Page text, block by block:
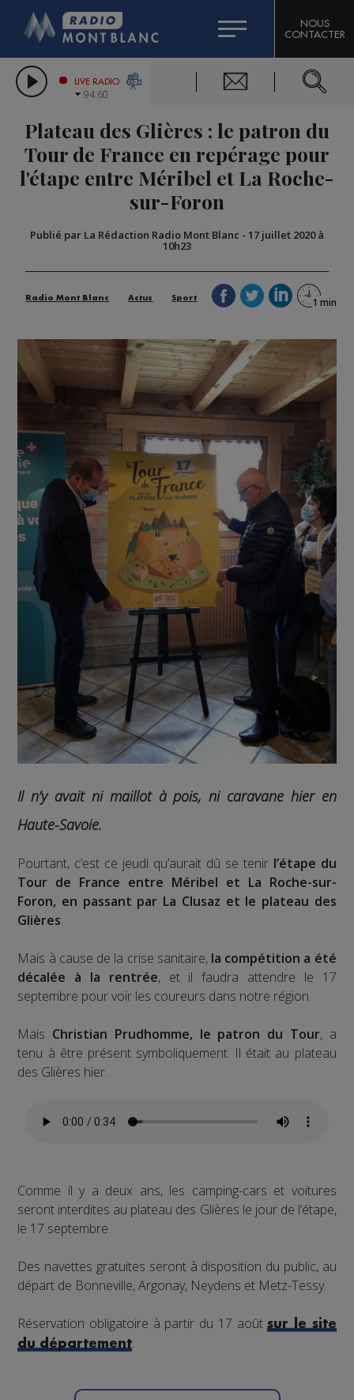
LES CHRONIQUES DE L'EXPERT
CITIZEN MACHINERY
GRAND MASSIF DOMAINES SKIABLES
BIGARD
COMPAGNIE DU MONT-BLANC
NOUS
CONTACTER
LIVE RADIO
94.60
Plateau des Glières : le patron du
Tour de France en repérage pour
l'étape entre Méribel et La Roche-
sur-Foron
Publié par La Rédaction Radio Mont Blanc - 17 juillet 2020 à
10h23
Radio Mont Blanc Actus Sport
Il n’y avait ni maillot à pois, ni caravane hier en
Haute-Savoie.
Pourtant, c’est ce jeudi qu’aurait dû se tenir l’étape du
Tour de France entre Méribel et La Roche-sur-
Foron, en passant par La Clusaz et le plateau des
Glières.
Mais à cause de la crise sanitaire, la compétition a été
décalée à la rentrée, et il faudra attendre le 17
septembre pour voir les coureurs dans notre région.
Mais Christian Prudhomme, le patron du Tour, a
tenu à être présent symboliquement. Il était au plateau
des Glières hier.
Comme il y a deux ans, les camping-cars et voitures
seront interdites au plateau des Glières le jour de l’étape,
le 17 septembre.
Des navettes gratuites seront à disposition du public, au
départ de Bonneville, Argonay, Neydens et Metz-Tessy.
Réservation obligatoire à partir du 17 aoûtsur le site
du département.